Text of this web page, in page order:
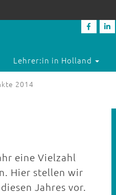
Lehrer:in in Holland
2014
eine Vielzahl
Hier stellen wir
Jahres vor.